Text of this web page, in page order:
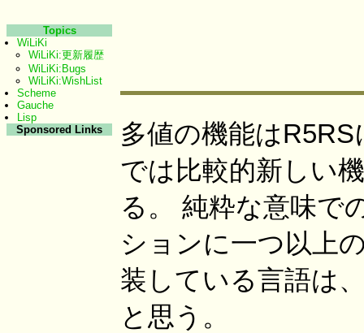
多値の機能は
では比較的新しい
る。 純粋な意味で
ションに一つ以上
装している言語は
と思う。
Topics
WiLiKi
WiLiKi:更新履歴
WiLiKi:Bugs
WiLiKi:WishList
Scheme
Gauche
Lisp
Sponsored Links